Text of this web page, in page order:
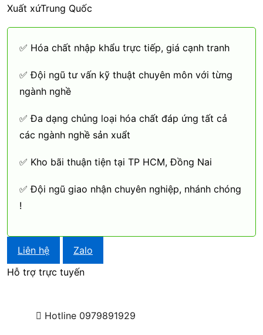
Xuất xứTrung Quốc
✅ Hóa chất nhập khẩu trực tiếp, giá cạnh tranh
✅ Đội ngũ tư vấn kỹ thuật chuyên môn với từng
ngành nghề
✅ Đa dạng chủng loại hóa chất đáp ứng tất cả
các ngành nghề sản xuẩt
✅ Kho bãi thuận tiện tại TP HCM, Đồng Nai
✅ Đội ngũ giao nhận chuyên nghiệp, nhánh chóng
!
Liên hệ
Zalo
Hỗ trợ trực tuyến
Hotline 0979891929